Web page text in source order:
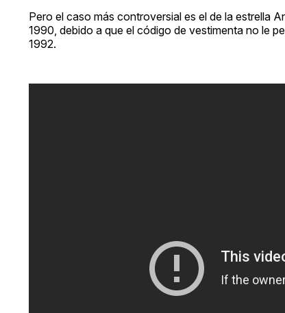
Pero el caso más controversial es el de la estrella
1990, debido a que el código de vestimenta no le
1992.